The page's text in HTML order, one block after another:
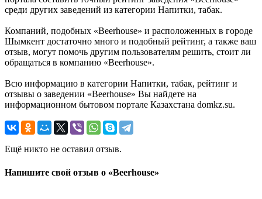
среди других заведений из категории Напитки, табак.
Компаний, подобных «Beerhouse» и расположенных в городе
Шымкент достаточно много и подобный рейтинг, а также ваш
отзыв, могут помочь другим пользователям решить, стоит ли
обращаться в компанию «Beerhouse».
Всю информацию в категории Напитки, табак, рейтинг и
отзывы о заведении «Beerhouse» Вы найдете на
информационном бытовом портале Казахстана domkz.su.
Ещё никто не оставил отзыв.
Напишите свой отзыв о «Beerhouse»